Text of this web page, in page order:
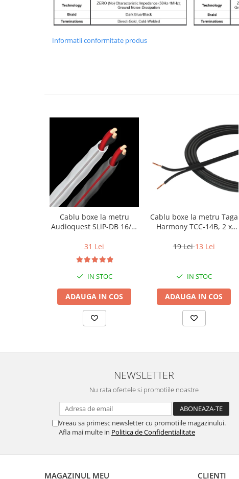
Informatii conformitate produs
Cablu boxe la metru
Audioquest SLiP-DB 16/2,
31 Lei
IN STOC
ADAUGA IN COS
Cablu boxe la metru Taga
Harmony TCC-14B, 2 x
19 Lei13 Lei
IN STOC
ADAUGA IN COS
NEWSLETTER
Nu rata ofertele si promotiile noastre
Vreau sa primesc newsletter cu promotiile magazinului.
Afla mai multe in Politica de Confidentialitate
MAGAZINUL MEU CLIENTI